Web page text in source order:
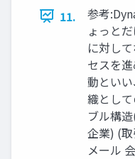
11.
参考
ょっと
に対し
セスを
動とい
織とし
ブル構
企業) (
メール